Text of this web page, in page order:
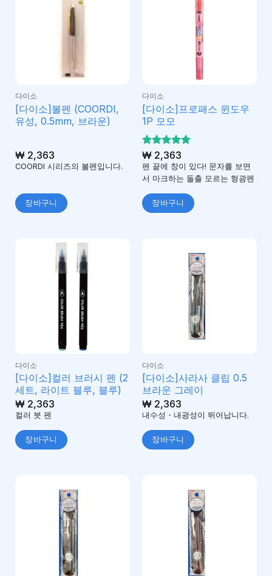
다이소
[다이소]볼펜 (COORDI,
유성, 0.5mm, 브라운)
₩2,363
COORDI 시리즈의 볼펜입니다.
장바구니
다이소
[다이소]프로패스 윈도우
1P 모모
5 중에서
5로 평가
됨
₩2,363
펜 끝에 창이 있다! 문자를 보면
서 마크하는 돌출 모르는 형광펜
장바구니
다이소
[다이소]컬러 브러시 펜 (2
세트, 라이트 블루, 블루)
₩2,363
컬러 붓 펜
장바구니
다이소
[다이소]사라사 클립 0.5
브라운 그레이
₩2,363
내수성・내광성이 뛰어납니다.
장바구니